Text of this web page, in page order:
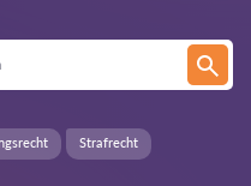
Strafrecht